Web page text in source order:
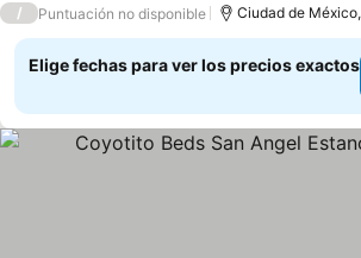
/ Puntuación no disponible
Elige fechas para ver los precios exactos